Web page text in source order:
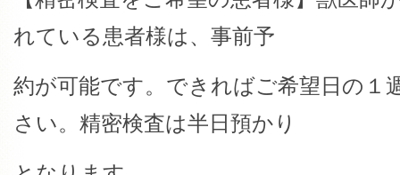
れている患者様は、事前予
約が可能です。できればご希望日の１
さい。精密検査は半日預かり